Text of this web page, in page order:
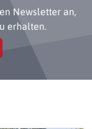
Newsletter an,
erhalten.